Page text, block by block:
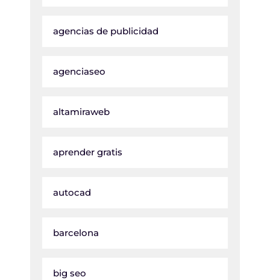
agencias de publicidad
agenciaseo
altamiraweb
aprender gratis
autocad
barcelona
big seo